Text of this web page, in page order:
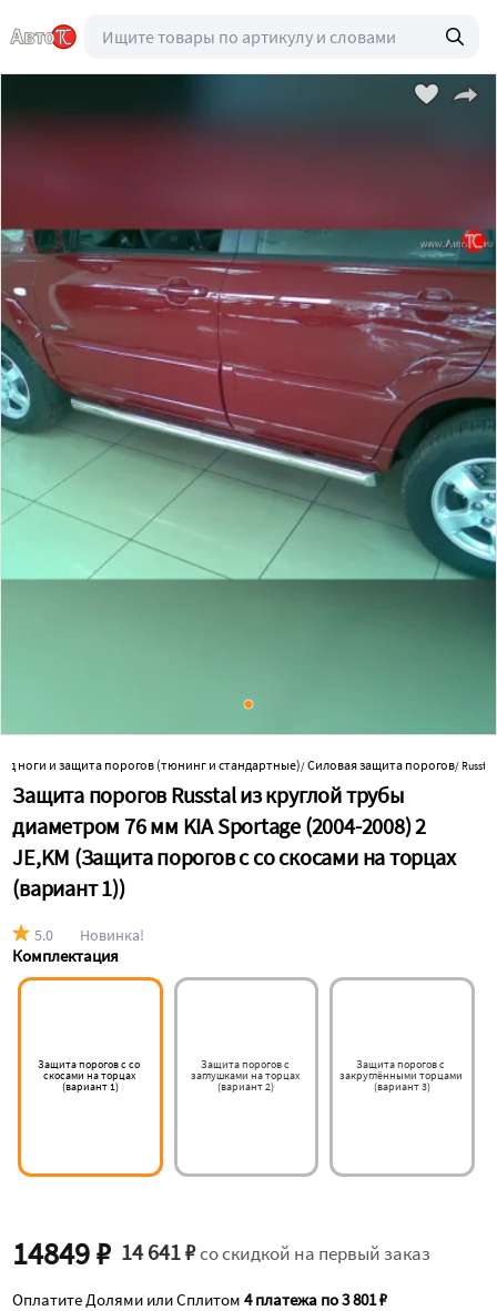
ноги и защита порогов (тюнинг и стандартные)/Силовая защита порогов/
Защита порогов Russtal из круглой трубы
диаметром 76 мм KIA Sportage (2004-2008) 2
JE,KM (Защита порогов с со скосами на торцах
(вариант 1))
5.0 Новинка!
Комплектация
Защита порогов с со
скосами на торцах
(вариант 1)
Защита порогов с
заглушками на торцах
(вариант 2)
Защита порогов с
закруглёнными торцами
(вариант 3)
14849 ₽ 14 641 ₽со скидкой на первый заказ
Оплатите Долями или Сплитом4 платежа по 3 801 ₽